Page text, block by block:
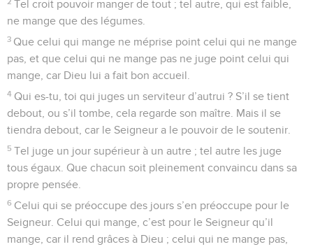
Tel croit pouvoir manger de tout ; tel autre, qui est faible,
ne mange que des légumes.
3 Que celui qui mange ne méprise point celui qui ne mange
pas, et que celui qui ne mange pas ne juge point celui qui
mange, car Dieu lui a fait bon accueil.
4 Qui es-tu, toi qui juges un serviteur d’autrui ? S’il se tient
debout, ou s’il tombe, cela regarde son maître. Mais il se
tiendra debout, car le Seigneur a le pouvoir de le soutenir.
5 Tel juge un jour supérieur à un autre ; tel autre les juge
tous égaux. Que chacun soit pleinement convaincu dans sa
propre pensée.
6 Celui qui se préoccupe des jours s’en préoccupe pour le
Seigneur. Celui qui mange, c’est pour le Seigneur qu’il
mange, car il rend grâces à Dieu ; celui qui ne mange pas,